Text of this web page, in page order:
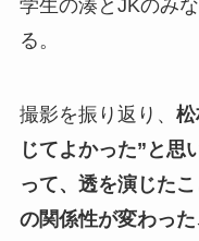
学生の湊とJKのみ
る。
撮影を振り返り、
じてよかった”と思
って、透を演じた
の関係性が変わっ